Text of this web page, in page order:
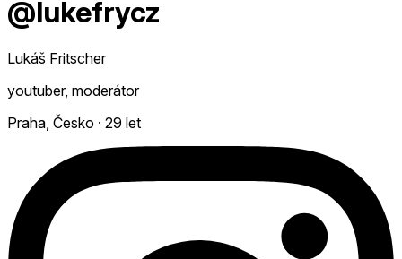
@lukefrycz
Lukáš Fritscher
youtuber, moderátor
Praha, Česko · 29 let